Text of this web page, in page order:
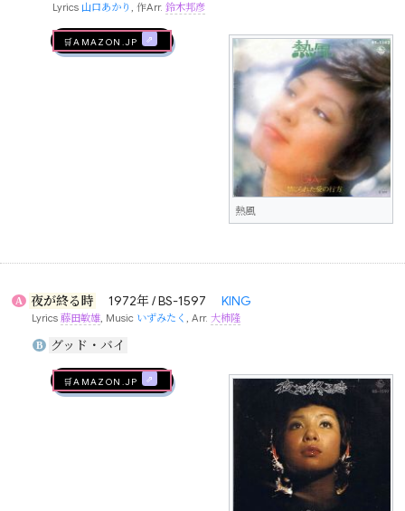
Lyrics 山口あかり , 作Arr. 鈴木邦彦
熱風
🛒AMAZON.jp
A 夜が終る時 1972年 / BS-1597 KING
Lyrics藤田敏雄 , Music いずみたく , Arr.大柿隆
B グッド・バイ
🛒AMAZON.jp